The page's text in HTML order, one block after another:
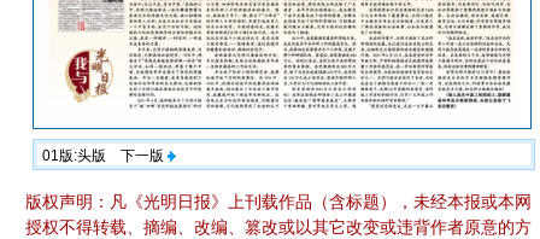
01版:头版 下一版
版权声明：凡《光明日报》上刊载作品（含标题），未经本报或本网
授权不得转载、摘编、改编、篡改或以其它改变或违背作者原意的方